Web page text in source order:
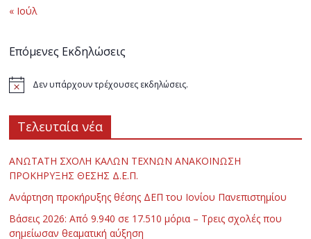
« Ιούλ
Επόμενες Εκδηλώσεις
Δεν υπάρχουν τρέχουσες εκδηλώσεις.
Τελευταία νέα
ΑΝΩΤΑΤΗ ΣΧΟΛΗ ΚΑΛΩΝ ΤΕΧΝΩΝ ΑΝΑΚΟΙΝΩΣΗ
ΠΡΟΚΗΡΥΞΗΣ ΘΕΣΗΣ Δ.Ε.Π.
Ανάρτηση προκήρυξης θέσης ΔΕΠ του Ιονίου Πανεπιστημίου
Βάσεις 2026: Από 9.940 σε 17.510 μόρια – Τρεις σχολές που
σημείωσαν θεαματική αύξηση